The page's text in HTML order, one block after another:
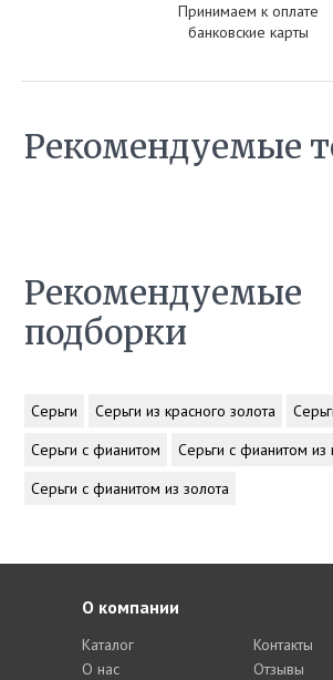
Принимаем к оплате
банковские карты
Рекомендуемые
Рекомендуемые
подборки
Серьги Серьги из красного золота
Серьги с фианитом
Серьги с фианитом из
Серьги с фианитом из золота
О компании
Каталог
О нас
Контакты
Отзывы